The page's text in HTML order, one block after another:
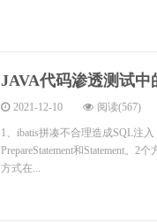
JAVA代码渗透测试中
2021-12-10 阅读(567)
1、ibatis拼凑不合理造成SQL注
PrepareStatement和Statement。2
方式在...